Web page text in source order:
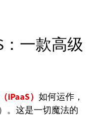
：一款高级
iPaaS） 如何运作，
。这是一切魔法的